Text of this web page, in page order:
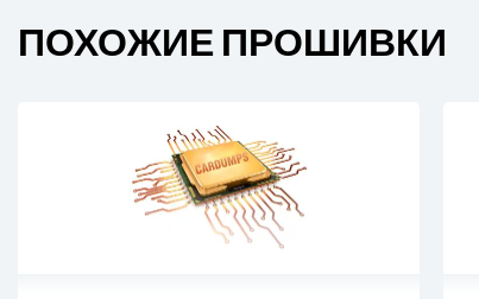
ПОХОЖИЕ ПРОШИВКИ